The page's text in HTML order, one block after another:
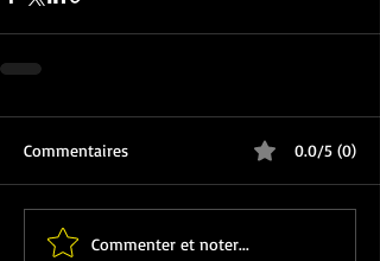
Commentaires 0.0/5 (0)
Commenter et noter...